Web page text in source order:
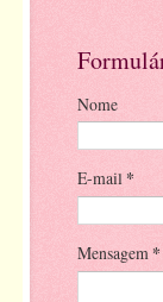
Nome
E-mail *
Mensagem *